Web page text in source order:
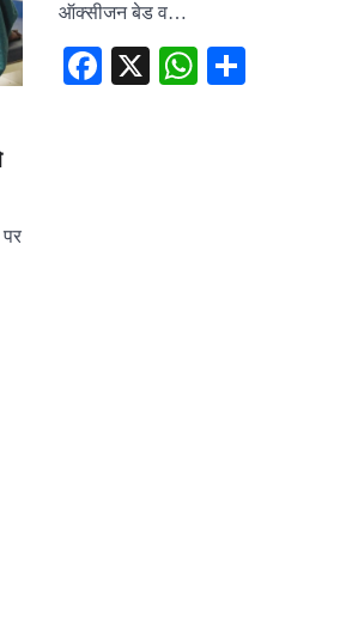
ऑक्सीजन बेड व…
Facebook
X WhatsApp